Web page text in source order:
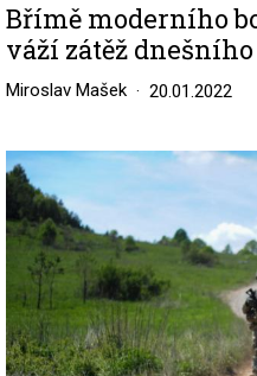
Břímě moderního
váží zátěž
Miroslav Mašek 20.01.2022
Image